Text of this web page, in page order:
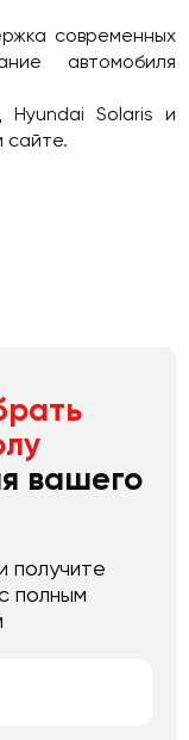
современных
автомобиля
Hyundai Solaris и
сайте.
вашего
получите
полным